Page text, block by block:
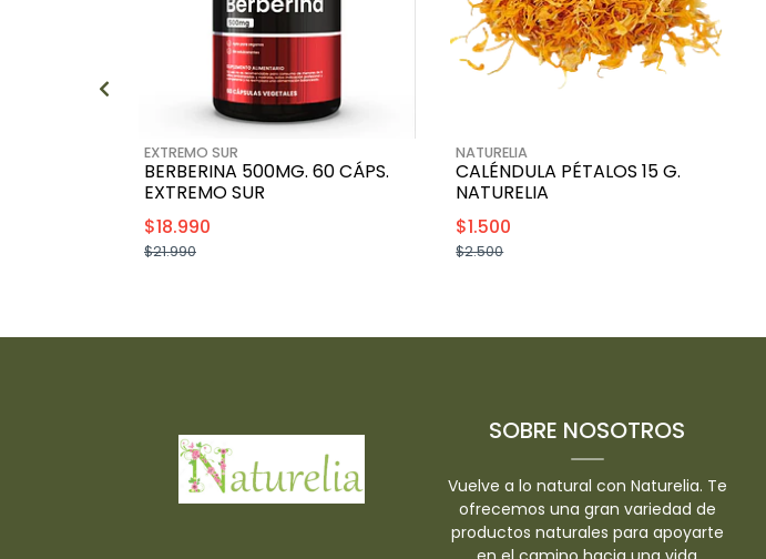
EXTREMO SUR
BERBERINA 500MG. 60 CÁPS.
EXTREMO SUR
$18.990
$21.990
NATURELIA
CALÉNDULA PÉTALOS 15 G.
NATURELIA
$1.500
$2.500
SOBRE NOSOTROS
Vuelve a lo natural con Naturelia. Te
ofrecemos una gran variedad de
productos naturales para apoyarte